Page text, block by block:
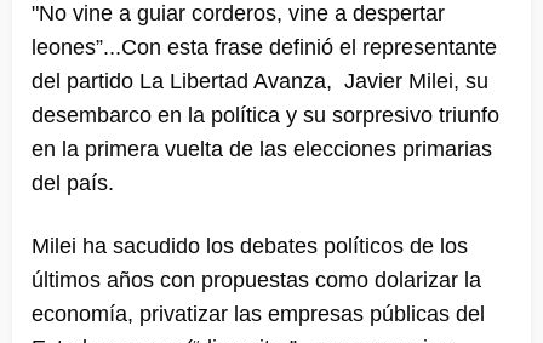
"No vine a guiar corderos, vine a despertar
leones”...Con esta frase definió el representante
del partido La Libertad Avanza, Javier Milei, su
desembarco en la política y su sorpresivo triunfo
en la primera vuelta de las elecciones primarias
del país.
Milei ha sacudido los debates políticos de los
últimos años con propuestas como dolarizar la
economía, privatizar las empresas públicas del